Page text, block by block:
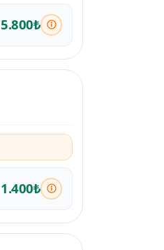
5.800₺
1.400₺